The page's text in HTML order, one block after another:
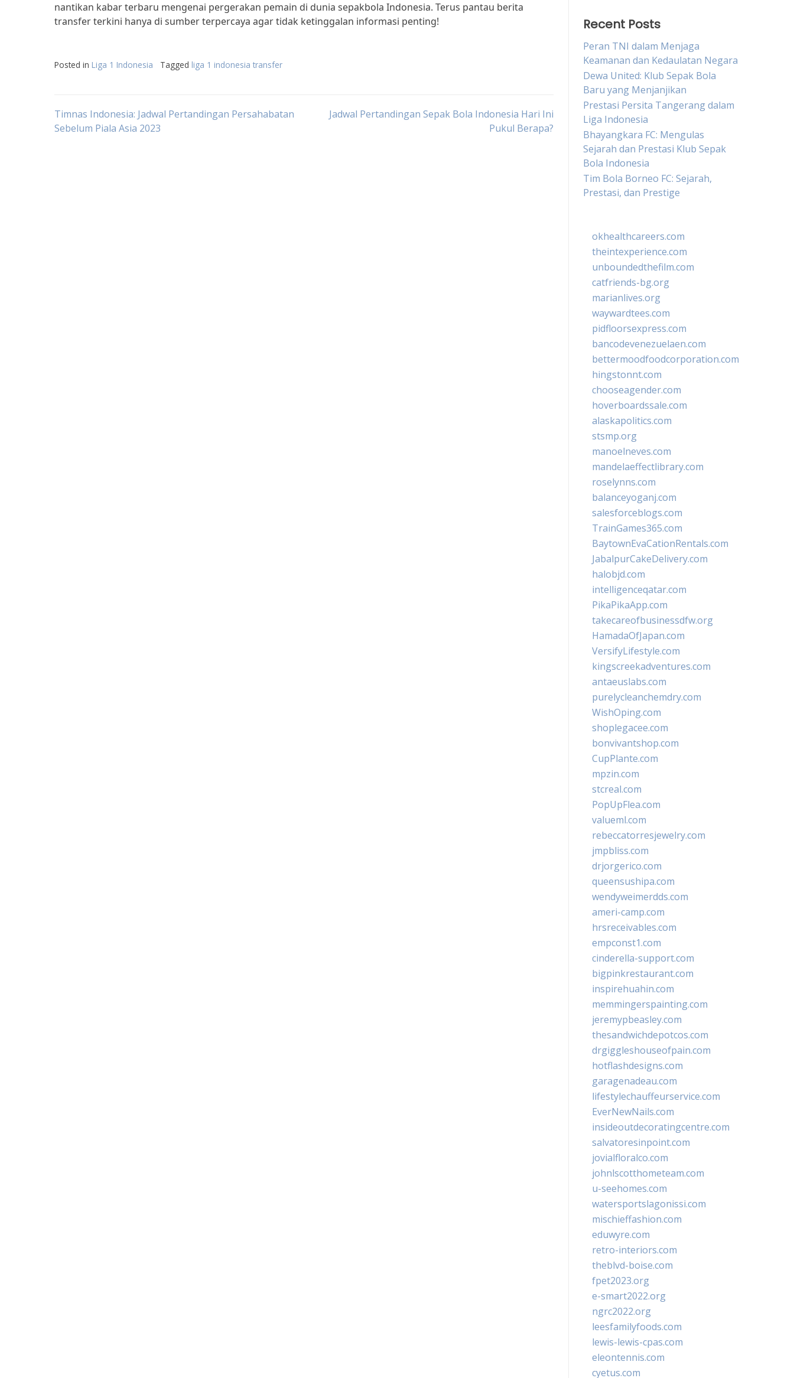
nantikan kabar terbaru mengenai pergerakan pemain di dunia sepakbola Indonesia. Terus pantau berita
transfer terkini hanya di sumber terpercaya agar tidak ketinggalan informasi penting!
Posted in Liga 1 Indonesia Tagged liga 1 indonesia transfer
Post
Timnas Indonesia: Jadwal Pertandingan Persahabatan
Sebelum Piala Asia 2023
Jadwal Pertandingan Sepak Bola Indonesia Hari Ini
Pukul Berapa?
Recent Posts
Peran TNI dalam Menjaga
Keamanan dan Kedaulatan Negara
Dewa United: Klub Sepak Bola
Baru yang Menjanjikan
Prestasi Persita Tangerang dalam
Liga Indonesia
Bhayangkara FC: Mengulas
Sejarah dan Prestasi Klub Sepak
Bola Indonesia
Tim Bola Borneo FC: Sejarah,
Prestasi, dan Prestige
okhealthcareers.com
theintexperience.com
unboundedthefilm.com
catfriends-bg.org
marianlives.org
waywardtees.com
pidfloorsexpress.com
bancodevenezuelaen.com
bettermoodfoodcorporation.com
hingstonnt.com
chooseagender.com
hoverboardssale.com
alaskapolitics.com
stsmp.org
manoelneves.com
mandelaeffectlibrary.com
roselynns.com
balanceyoganj.com
salesforceblogs.com
TrainGames365.com
BaytownEvaCationRentals.com
JabalpurCakeDelivery.com
halobjd.com
intelligenceqatar.com
PikaPikaApp.com
takecareofbusinessdfw.org
HamadaOfJapan.com
VersifyLifestyle.com
kingscreekadventures.com
antaeuslabs.com
purelycleanchemdry.com
WishOping.com
shoplegacee.com
bonvivantshop.com
CupPlante.com
mpzin.com
stcreal.com
PopUpFlea.com
valueml.com
rebeccatorresjewelry.com
jmpbliss.com
drjorgerico.com
queensushipa.com
wendyweimerdds.com
ameri-camp.com
hrsreceivables.com
empconst1.com
cinderella-support.com
bigpinkrestaurant.com
inspirehuahin.com
memmingerspainting.com
jeremypbeasley.com
thesandwichdepotcos.com
drgiggleshouseofpain.com
hotflashdesigns.com
garagenadeau.com
lifestylechauffeurservice.com
EverNewNails.com
insideoutdecoratingcentre.com
salvatoresinpoint.com
jovialfloralco.com
johnlscotthometeam.com
u-seehomes.com
watersportslagonissi.com
mischieffashion.com
eduwyre.com
retro-interiors.com
theblvd-boise.com
fpet2023.org
e-smart2022.org
ngrc2022.org
leesfamilyfoods.com
lewis-lewis-cpas.com
eleontennis.com
cyetus.com